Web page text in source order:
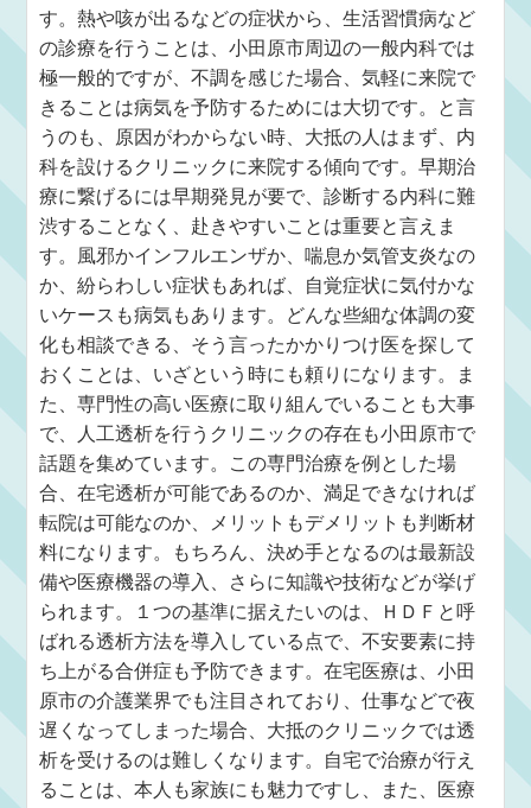
す。熱や咳が出るなどの症状から、生活習慣病など
の診療を行うことは、小田原市周辺の一般内科では
極一般的ですが、不調を感じた場合、気軽に来院で
きることは病気を予防するためには大切です。と言
うのも、原因がわからない時、大抵の人はまず、内
科を設けるクリニックに来院する傾向です。早期治
療に繋げるには早期発見が要で、診断する内科に難
渋することなく、赴きやすいことは重要と言えま
す。風邪かインフルエンザか、喘息か気管支炎なの
か、紛らわしい症状もあれば、自覚症状に気付かな
いケースも病気もあります。どんな些細な体調の変
化も相談できる、そう言ったかかりつけ医を探して
おくことは、いざという時にも頼りになります。ま
た、専門性の高い医療に取り組んでいることも大事
で、人工透析を行うクリニックの存在も小田原市で
話題を集めています。この専門治療を例とした場
合、在宅透析が可能であるのか、満足できなければ
転院は可能なのか、メリットもデメリットも判断材
料になります。もちろん、決め手となるのは最新設
備や医療機器の導入、さらに知識や技術などが挙げ
られます。１つの基準に据えたいのは、ＨＤＦと呼
ばれる透析方法を導入している点で、不安要素に持
ち上がる合併症も予防できます。在宅医療は、小田
原市の介護業界でも注目されており、仕事などで夜
遅くなってしまった場合、大抵のクリニックでは透
析を受けるのは難しくなります。自宅で治療が行え
ることは、本人も家族にも魅力ですし、また、医療